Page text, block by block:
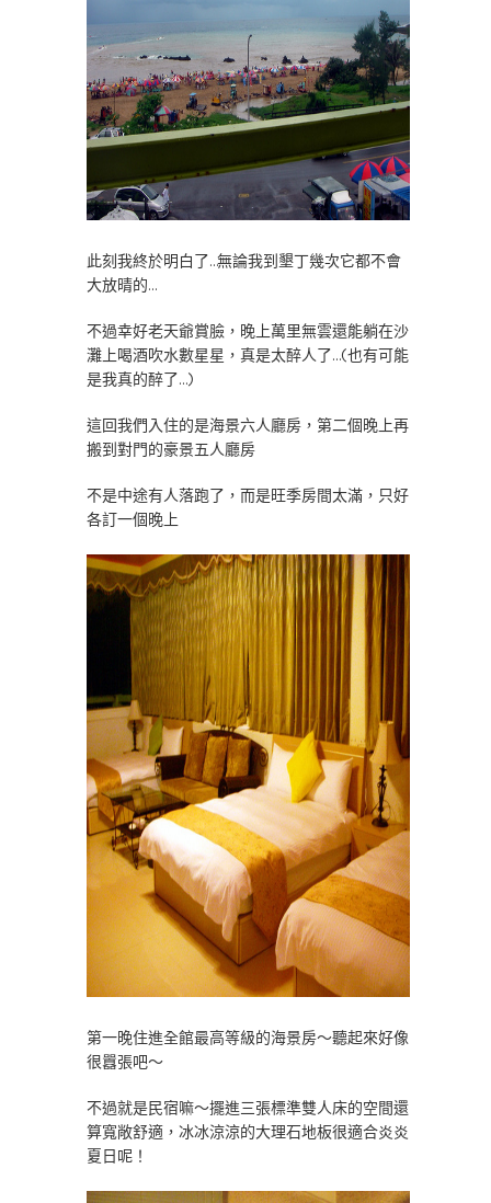
此刻我終於明白了…無論我到墾丁幾次它都不會
大放晴的…
不過幸好老天爺賞臉，晚上萬里無雲還能躺在沙
灘上喝酒吹水數星星，真是太醉人了…(也有可能
是我真的醉了…)
這回我們入住的是海景六人廳房，第二個晚上再
搬到對門的豪景五人廳房
不是中途有人落跑了，而是旺季房間太滿，只好
各訂一個晚上
第一晚住進全館最高等級的海景房～聽起來好像
很囂張吧～
不過就是民宿嘛～擺進三張標準雙人床的空間還
算寬敞舒適，冰冰涼涼的大理石地板很適合炎炎
夏日呢！